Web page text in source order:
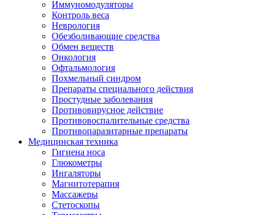
Иммуномодуляторы
Контроль веса
Неврология
Обезболивающие средства
Обмен веществ
Онкология
Офтальмология
Похмельный синдром
Препараты специального действия
Простудные заболевания
Противовирусное действие
Противовоспалительные средства
Противопаразитарные препараты
Медицинская техника
Гигиена носа
Глюкометры
Ингаляторы
Магнитотерапия
Массажеры
Стетоскопы